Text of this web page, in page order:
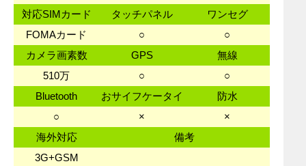
対応SIMカード
タッチパネル
ワンセグ
FOMAカード
○
○
カメラ画素数
GPS
無線
510万
○
○
Bluetooth
おサイフケータイ
防水
○
×
×
海外対応
備考
3G+GSM